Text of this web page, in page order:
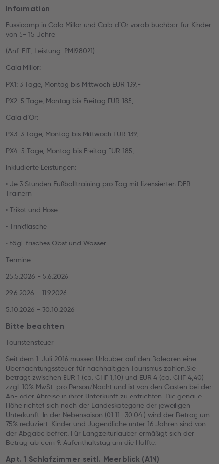
Information
Fussicamp in Cala Millor und Cala d´Or vorab buchbar für Kinder
von 5- 15 Jahre
(Anf: FIT, Leistung: PMI98021)
Cala Millor:
PX1: 3 Tage, Montag bis Mittwoch EUR 139,-
PX2: 5 Tage, Montag bis Freitag EUR 185,-
Cala d’Or:
PX3: 3 Tage, Montag bis Mittwoch EUR 139,-
PX4: 5 Tage, Montag bis Freitag EUR 185,-
Inkludierte Leistungen:
• Je 3 Stunden Fußballtraining pro Tag mit lizensierten DFB
Trainern
• Trikot und Hose
• Trinkflasche
• tägl. frisches Obst und Wasser
Termine:
25.5.2026 - 5.6.2026
29.6.2026 - 11.9.2026
5.10.2026 - 30.10.2026
Bitte beachten
Touristensteuer
Seit dem 1. Juli 2016 müssen Urlauber auf den Balearen eine
Übernachtungssteuer für nachhaltigen Tourismus zahlen.Sie
beträgt zwischen EUR 1 (ca. CHF 1,10) und EUR 4 (ca. CHF 4,40)
zzgl. 10% MwSt. pro Person/Nacht und ist von den Gästen bei der
An- oder Abreise in ihrer Unterkunft zu entrichten. Die genaue
Höhe richtet sich nach der Landeskategorie der jeweiligen
Unterkunft. In der Nebensaison (01.11.-30.04.) wird der Betrag um
75% reduziert. Kinder und Jugendliche unter 16 Jahren sind von
der Abgabe befreit. Für Langzeiturlauber ermäßigt sich der
Betrag ab dem 9. Aufenthaltstag um die Hälfte.
Apt. 1 Schlafzimmer seitl. Meerblick (A1N)